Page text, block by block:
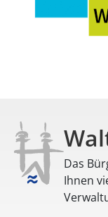
Das
Ihnen